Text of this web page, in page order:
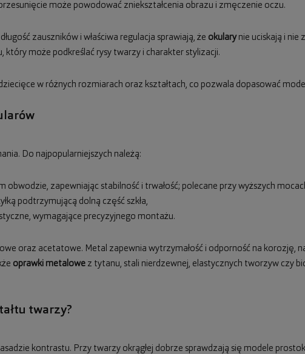
może powodować zniekształcenia obrazu i zmęczenie oczu.
zauszników i właściwa regulacja sprawiają, że okularynie uciskają i nie
który może podkreślać rysy twarzy i charakter stylizacji.
w różnych rozmiarach oraz kształtach, co pozwala dopasować
Do najpopularniejszych należą:
obwodzie, zapewniając stabilność i trwałość; polecane przy wyższych
podtrzymującą dolną część szkła,
wymagające precyzyjnego montażu.
oraz acetatowe. Metal zapewnia wytrzymałość i odporność na korozję,
oprawki metalowe z tytanu, stali nierdzewnej, elastycznych tworzyw czy
twarzy?
kontrastu. Przy twarzy okrągłej dobrze sprawdzają się modele